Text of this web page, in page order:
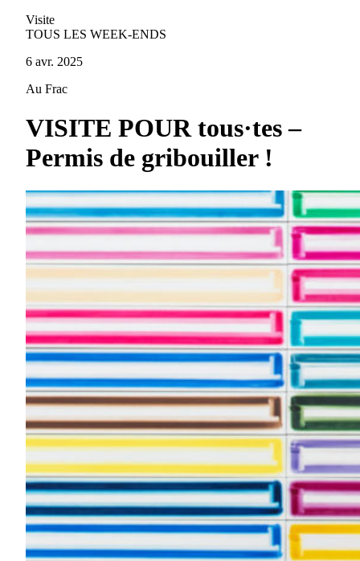
Visite
TOUS LES WEEK-ENDS
6 avr. 2025
Au Frac
VISITE POUR tous·tes –
Permis de gribouiller !